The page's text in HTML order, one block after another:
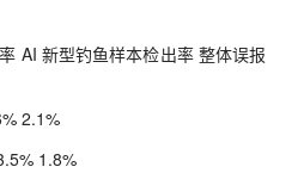
AI 新型钓鱼样本检出率 整体误报
2.1%
1.8%